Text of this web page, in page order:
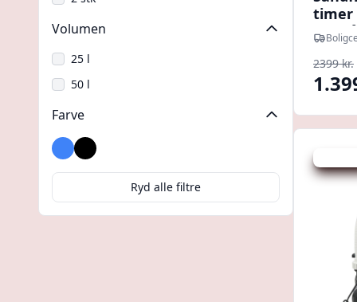
Volumen
25 l
50 l
Farve
Blå Sort
Ryd alle filtre
timer
9,5
2399 kr.